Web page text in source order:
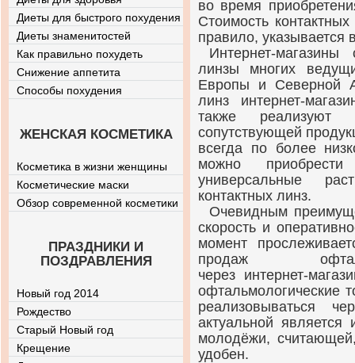
во время
Стоимость
правило, указывается
Интернет-магазины
линзы многих
Европы и Северной
линз интернет-
также реализуют
сопутствующей
всегда по более
можно
универсальные
контактных линз.
Очевидным
скорость и
момент
продаж
через интернет-
офтальмологические
реализовываться
актуальной является
молодёжи,
удобен.
Диеты для быстрого похудения
Диеты знаменитостей
Как правильно похудеть
Снижение аппетита
Способы похудения
ЖЕНСКАЯ КОСМЕТИКА
Косметика в жизни женщины
Косметические маски
Обзор современной косметики
ПРАЗДНИКИ И
ПОЗДРАВЛЕНИЯ
Новый год 2014
Рождество
Старый Новый год
Крещение